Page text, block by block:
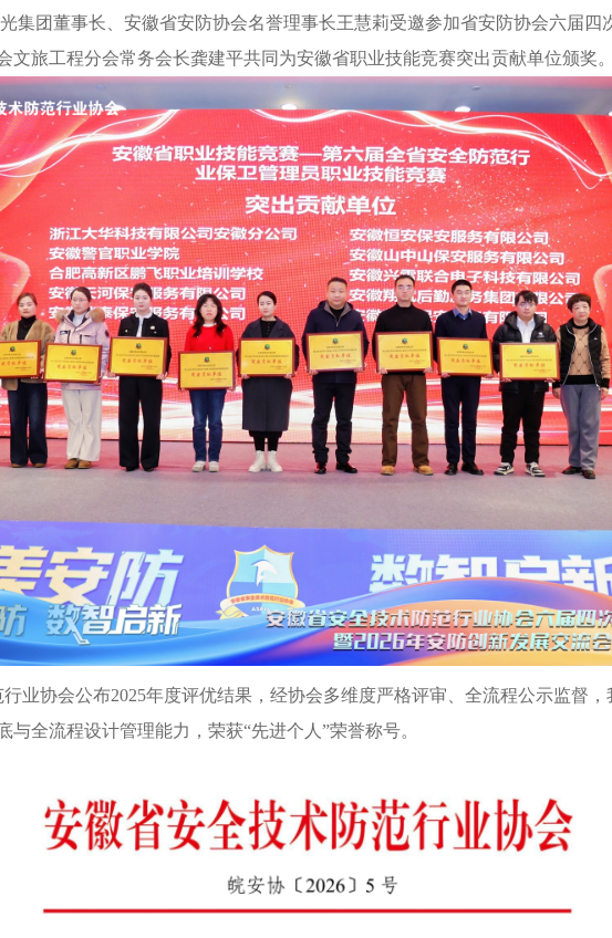
团董事长、安徽省安防协会名誉理事长王慧莉受邀参加省安防协会六届四
文旅工程分会常务会长龚建平共同为安徽省职业技能竞赛突出贡献单位颁奖。
业协会公布2025年度评优结果，经协会多维度严格评审、全流程公示监督
与全流程设计管理能力，荣获“先进个人”荣誉称号。